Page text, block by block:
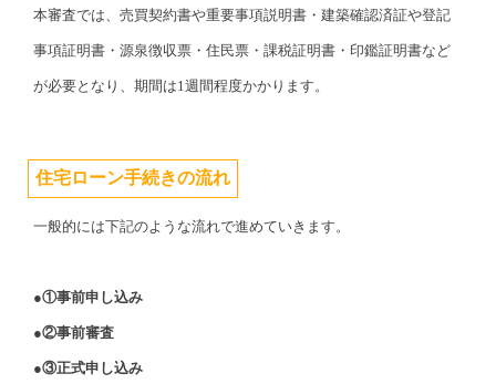
本審査では、売買契約書や重要事項説明書・建築確認済証や登記
事項証明書・源泉徴収票・住民票・課税証明書・印鑑証明書など
が必要となり、期間は1週間程度かかります。
住宅ローン手続きの流れ
一般的には下記のような流れで進めていきます。
●①事前申し込み
●②事前審査
●③正式申し込み